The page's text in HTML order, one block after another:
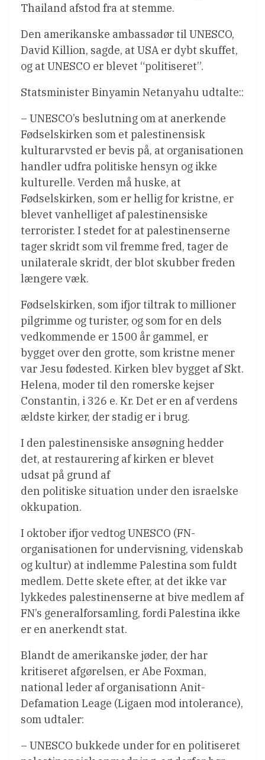
Thailand afstod fra at stemme.
Den amerikanske ambassadør til UNESCO,
David Killion, sagde, at USA er dybt skuffet,
og at UNESCO er blevet “politiseret”.
Statsminister Binyamin Netanyahu udtalte::
– UNESCO’s beslutning om at anerkende
Fødselskirken som et palestinensisk
kulturarvsted er bevis på, at organisationen
handler udfra politiske hensyn og ikke
kulturelle. Verden må huske, at
Fødselskirken, som er hellig for kristne, er
blevet vanhelliget af palestinensiske
terrorister. I stedet for at palestinenserne
tager skridt som vil fremme fred, tager de
unilaterale skridt, der blot skubber freden
længere væk.
Fødselskirken, som ifjor tiltrak to millioner
pilgrimme og turister, og som for en dels
vedkommende er 1500 år gammel, er
bygget over den grotte, som kristne mener
var Jesu fødested. Kirken blev bygget af Skt.
Helena, moder til den romerske kejser
Constantin, i 326 e. Kr. Det er en af verdens
ældste kirker, der stadig er i brug.
I den palestinensiske ansøgning hedder
det, at restaurering af kirken er blevet
udsat på grund af
den politiske situation under den israelske
okkupation.
I oktober ifjor vedtog UNESCO (FN-
organisationen for undervisning, videnskab
og kultur) at indlemme Palestina som fuldt
medlem. Dette skete efter, at det ikke var
lykkedes palestinenserne at bive medlem af
FN’s generalforsamling, fordi Palestina ikke
er en anerkendt stat.
Blandt de amerikanske jøder, der har
kritiseret afgørelsen, er Abe Foxman,
national leder af organisationn Anit-
Defamation Leage (Ligaen mod intolerance),
som udtaler:
– UNESCO bukkede under for en politiseret